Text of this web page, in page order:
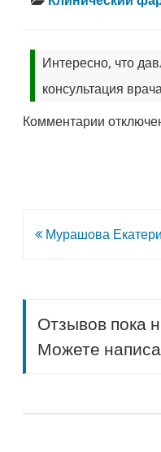
Интересно, что
консультация
Комментарии к
Навигация
Мурашова
Отзывов пока
Можете